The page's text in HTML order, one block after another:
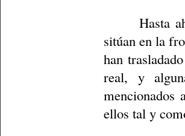
Hasta
sitúan en la
han
real, y
mencionados
ellos tal y